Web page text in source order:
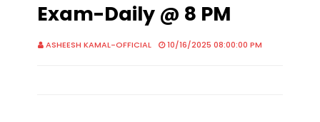
Exam-Daily @ 8 PM
ASHEESH KAMAL-OFFICIAL 10/16/2025 08:00:00 PM